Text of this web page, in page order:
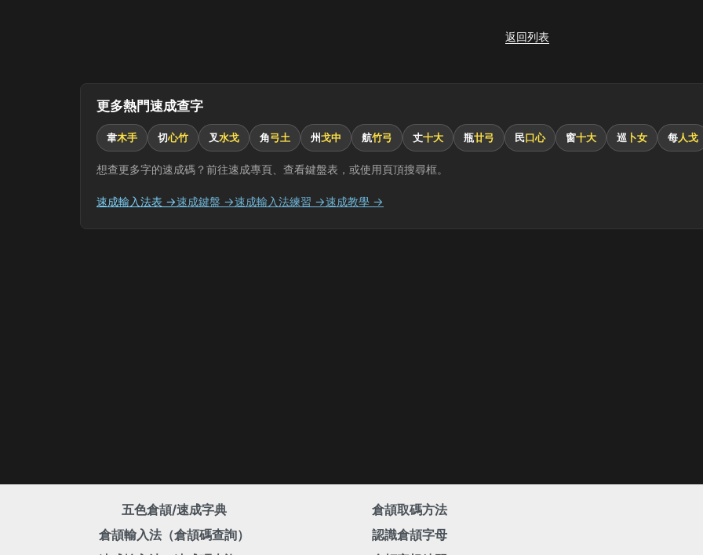
返回列表
更多熱門速成查字
韋木手 切心竹 叉水戈 角弓土 州戈中 航竹弓 丈十大 瓶廿弓 民口心 窗十大 巡 卜女 每人戈
想查更多字的速成碼？前往速成專頁、查看鍵盤表，或使用頁頂搜尋框。
速成輸入法表 →速成鍵盤 →速成輸入法練習 →速成教學 →
五色倉頡/速成字典
倉頡輸入法（倉頡碼查詢）
倉頡取碼方法
認識倉頡字母